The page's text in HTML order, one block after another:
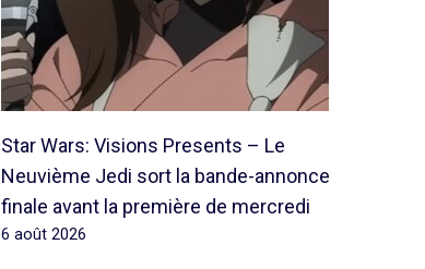
Star Wars: Visions Presents – Le
Neuvième Jedi sort la bande-annonce
finale avant la première de mercredi
6 août 2026